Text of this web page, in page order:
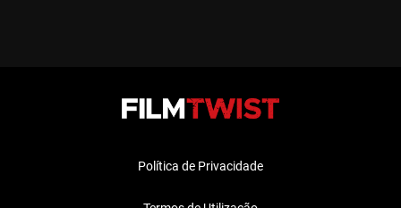
Política de Privacidade